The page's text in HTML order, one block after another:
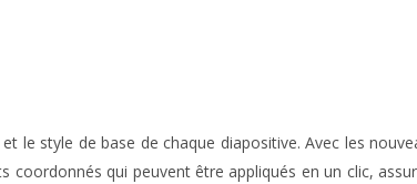
style de base de chaque diapositive. Avec les
qui peuvent être appliqués en un clic,